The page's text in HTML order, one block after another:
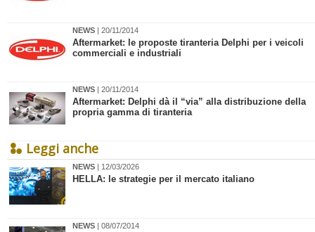
NEWS | 20/11/2014
Aftermarket: le proposte tiranteria Delphi per i veicoli
commerciali e industriali
NEWS | 20/11/2014
Aftermarket: Delphi dà il “via” alla distribuzione della
propria gamma di tiranteria
Leggi anche
NEWS | 12/03/2026
HELLA: le strategie per il mercato italiano
NEWS | 08/07/2014